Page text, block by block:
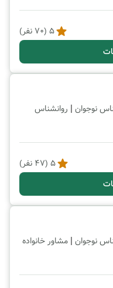
5
(
70 نفر)
نوجوان | روانشناس
5
(
47 نفر)
نوجوان | مشاور خانواده